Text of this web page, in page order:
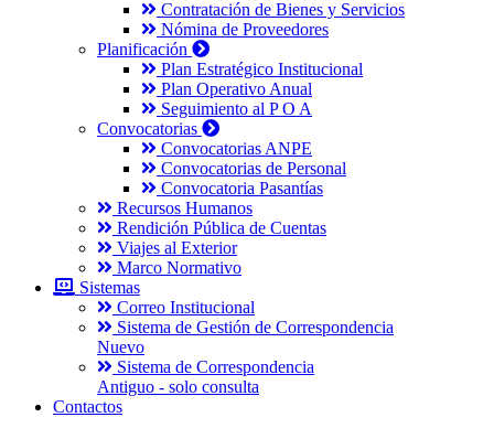
Contratación de Bienes y Servicios
Nómina de Proveedores
Planificación
Plan Estratégico Institucional
Plan Operativo Anual
Seguimiento al P O A
Convocatorias
Convocatorias ANPE
Convocatorias de Personal
Convocatoria Pasantías
Recursos Humanos
Rendición Pública de Cuentas
Viajes al Exterior
Marco Normativo
Sistemas
Correo Institucional
Sistema de Gestión de Correspondencia
Nuevo
Sistema de Correspondencia
Antiguo - solo consulta
Contactos